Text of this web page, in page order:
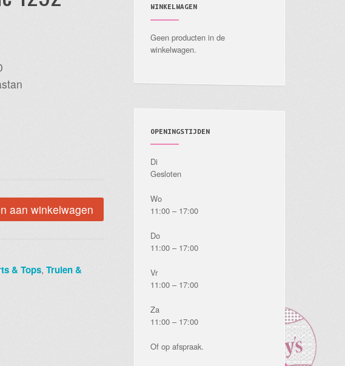
aan winkelwagen
& Tops, Truien &
WINKELWAGEN
Geen producten in de
winkelwagen.
OPENINGSTIJDEN
Di
Gesloten
Wo
11:00 – 17:00
Do
11:00 – 17:00
Vr
11:00 – 17:00
Za
11:00 – 17:00
Of op afspraak.